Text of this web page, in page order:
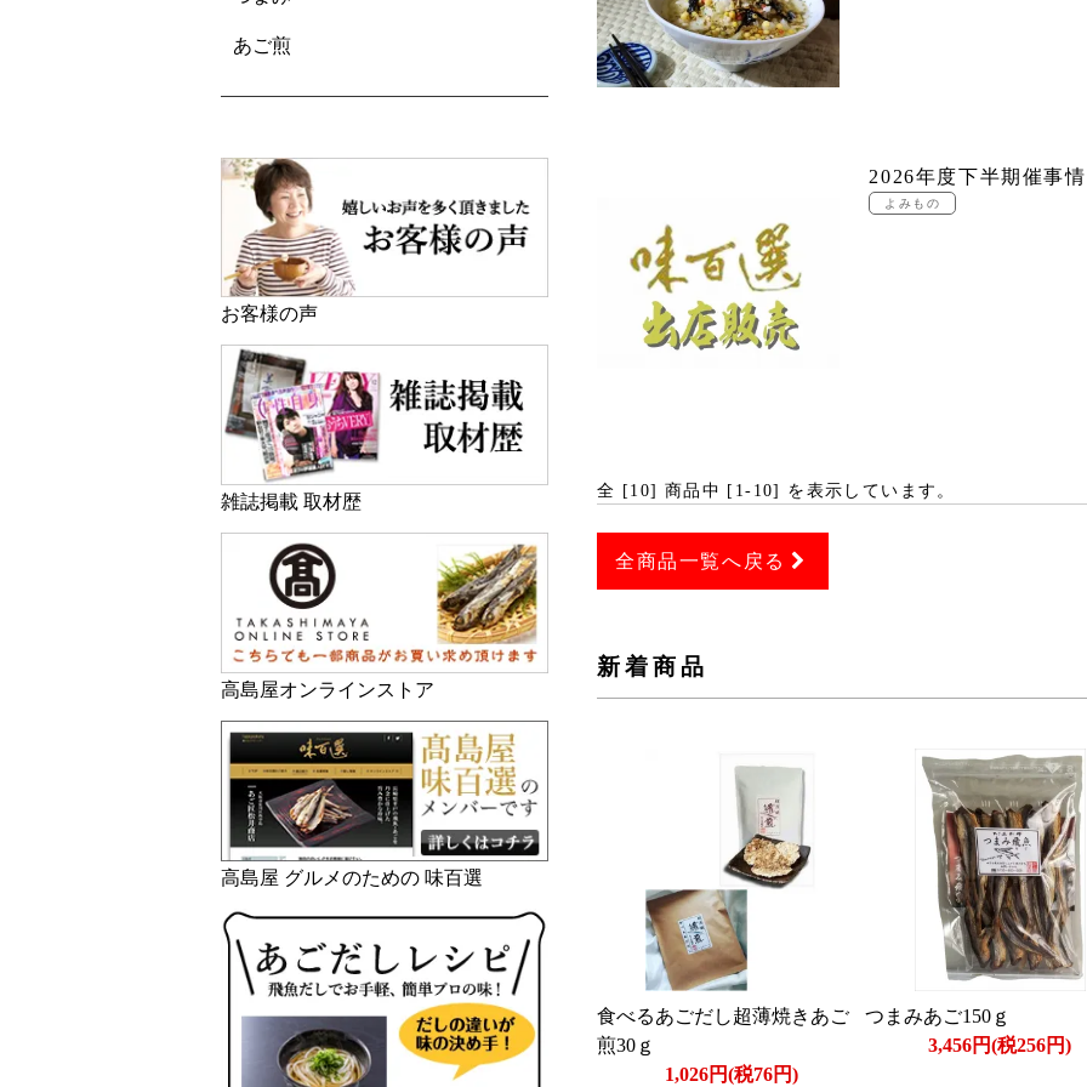
2026年度下半期催事
全 [ 10] 商品中 [ 1- 10] を表示しています。
全商品一覧へ戻る
新着商品
食べるあごだし超薄焼きあご
煎30ｇ
1,026円(税76円)
つまみあご150ｇ
3,456円(税256円)
あご煎
お客様の声
雑誌掲載 取材歴
高島屋オンラインストア
高島屋 グルメのための 味百選